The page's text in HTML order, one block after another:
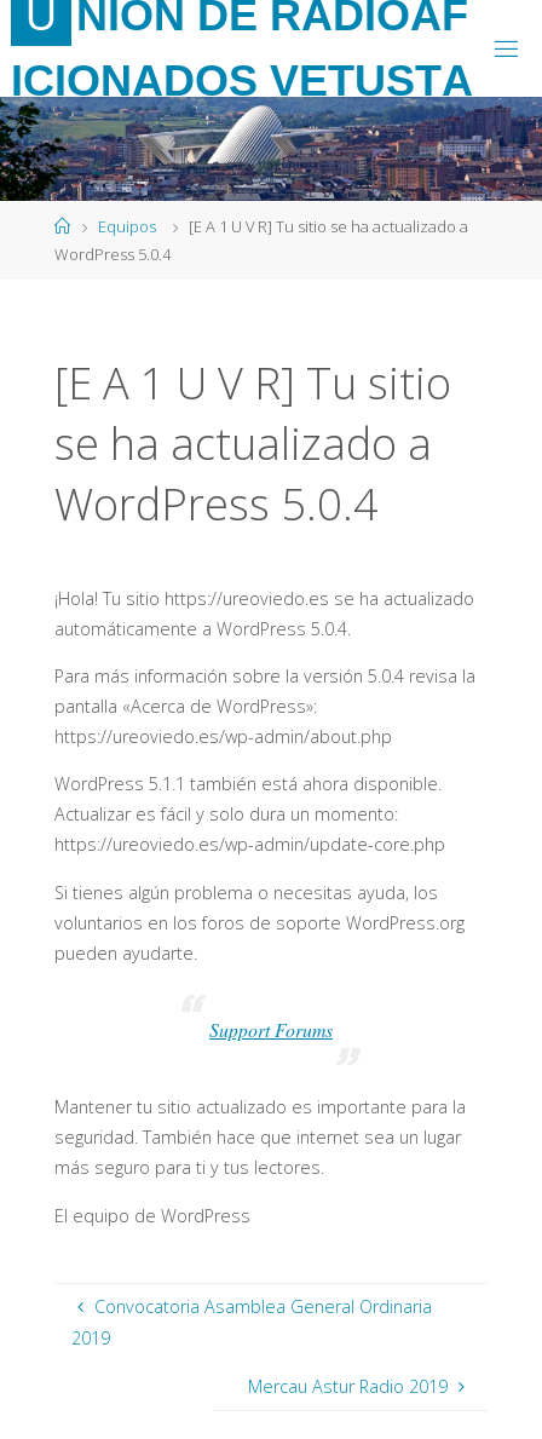
al
contenido
U N ÓN DE RAD OAF
ICIONADOS VETUSTA
Página
de
Equipos
[E A 1 U V R] Tu sitio se ha actualizado a
WordPress 5.0.4
[E A 1 U V R] Tu sitio
se ha actualizado a
WordPress 5.0.4
¡Hola! Tu sitio https://ureoviedo.es se ha actualizado
automáticamente a WordPress 5.0.4.
Para más información sobre la versión 5.0.4 revisa la
pantalla «Acerca de WordPress»:
https://ureoviedo.es/wp-admin/about.php
WordPress 5.1.1 también está ahora disponible.
Actualizar es fácil y solo dura un momento:
https://ureoviedo.es/wp-admin/update-core.php
Si tienes algún problema o necesitas ayuda, los
voluntarios en los foros de soporte WordPress.org
pueden ayudarte.
Support Forums
Mantener tu sitio actualizado es importante para la
seguridad. También hace que internet sea un lugar
más seguro para ti y tus lectores.
El equipo de WordPress
Convocatoria Asamblea General Ordinaria
2019
Mercau Astur Radio 2019